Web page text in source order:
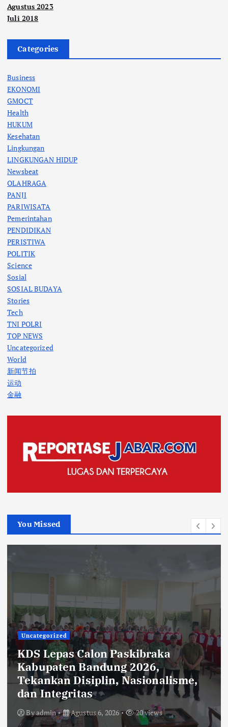
Agustus 2023
Juli 2018
Categories
Business
EKONOMI
GMOCT
Health
HUKUM
Kesehatan
Lingkungan
LINGKUNGAN HIDUP
Newsbeat
OLAHRAGA
PANJI
PARIWISATA
Pemerintahan
PENDIDIKAN
PERISTIWA
POLITIK
Science
Sosial
SOSIAL BUDAYA
Stories
Tech
TNI POLRI
TOP NEWS
Uncategorized
World
新闻节拍
运动
金融
You Missed
Uncategorized
Rehabilitasi Ruang Kelas SMPN 2
Cilengkrang: CV Cipta Purnama
Abadi Diduga Langgar Aturan
Transparansi dan K3
Byadmin Agustus 6, 2026 35 views